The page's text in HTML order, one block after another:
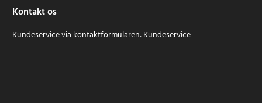
Kontakt os
Kundeservice via kontaktformularen:Kundeservice